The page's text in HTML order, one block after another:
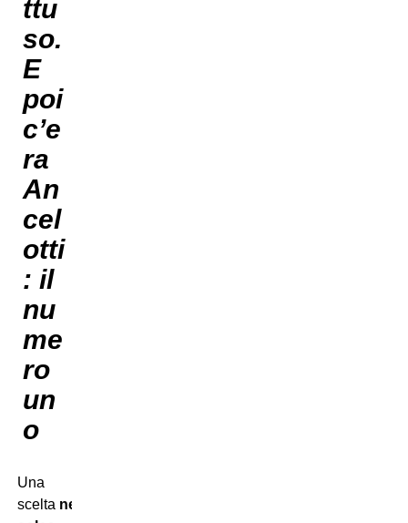
ttu
so.
E
poi
c’e
ra
An
cel
otti
: il
nu
me
ro
un
o
Una
scelta nel